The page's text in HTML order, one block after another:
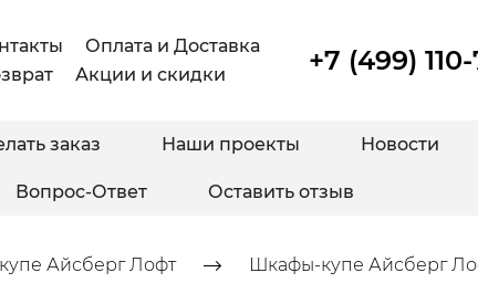
Оплата и Доставка
Акции и скидки +7 (499)
заказ Наши проекты Новости
Вопрос-Ответ Оставить отзыв
Айсберг Лофт Шкафы-купе Айсберг